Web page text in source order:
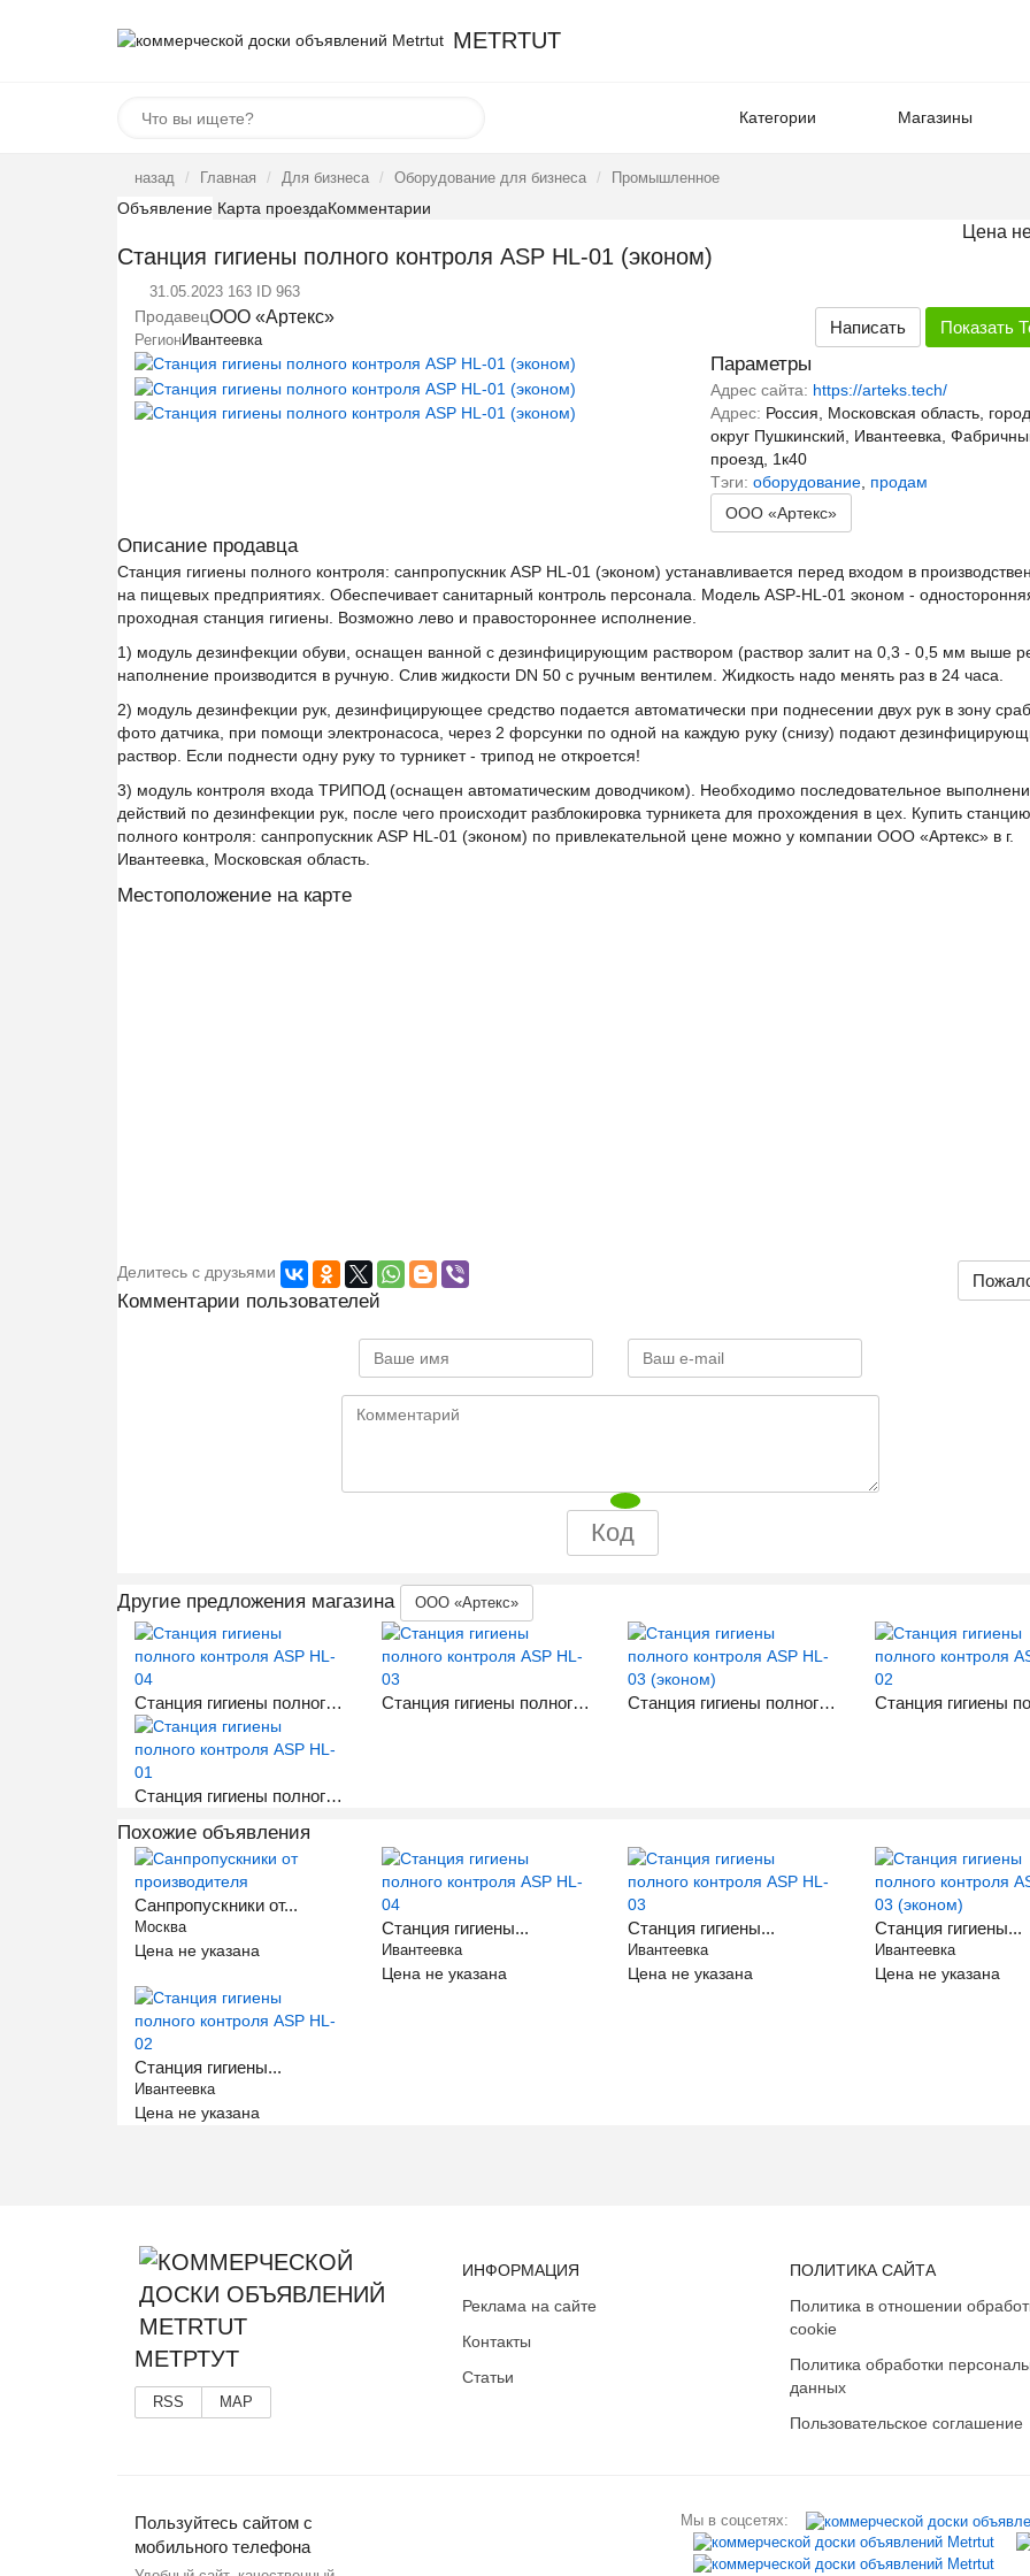
METRTUT
Категории Магазины
назад Главная Для бизнеса Оборудование для бизнеса Промышленное
Объявление Карта проездаКомментарии
Станция гигиены полного контроля ASP HL-01 (эконом)
31.05.2023 163 ID 963
Цена
ПродавецООО «Артекс»
РегионИвантеевка
Написать Показать
Параметры
Адрес сайта: https://arteks.tech/
Адрес: Россия, Московская область,
округ Пушкинский, Ивантеевка,
проезд, 1к40
Тэги: оборудование, продам
ООО «Артекс»
Описание продавца
Станция гигиены полного контроля: санпропускник ASP HL-01 (эконом) устанавливается перед входом в
на пищевых предприятиях. Обеспечивает санитарный контроль персонала. Модель ASP-HL-01 эконом -
проходная станция гигиены. Возможно лево и правостороннее исполнение.
1) модуль дезинфекции обуви, оснащен ванной с дезинфицирующим раствором (раствор залит на 0,3 - 0,5 мм выше
наполнение производится в ручную. Слив жидкости DN 50 с ручным вентилем. Жидкость надо менять раз в 24 часа.
2) модуль дезинфекции рук, дезинфицирующее средство подается автоматически при поднесении двух рук в зону
фото датчика, при помощи электронасоса, через 2 форсунки по одной на каждую руку (снизу) подают
раствор. Если поднести одну руку то турникет - трипод не откроется!
3) модуль контроля входа ТРИПОД (оснащен автоматическим доводчиком). Необходимо последовательное
действий по дезинфекции рук, после чего происходит разблокировка турникета для прохождения в цех. Купить
полного контроля: санпропускник ASP HL-01 (эконом) по привлекательной цене можно у компании ООО «Артекс» в г.
Ивантеевка, Московская область.
Местоположение на карте
Делитесь с друзьями
Комментарии пользователей
Другие предложения магазина ООО «Артекс»
Станция гигиены полного контроля ASP HL-04 Станция гигиены полного контроля ASP HL-03 Станция гигиены полного контроля ASP HL-03 (эконом)
Станция гигиены полного контроля ASP HL-01
Похожие объявления
Санпропускники от...
Москва
Цена не указана
Станция гигиены...
Ивантеевка
Цена не указана
Станция гигиены...
Ивантеевка
Цена не указана
Станция гигиены...
Ивантеевка
Цена не указана
Станция гигиены...
Ивантеевка
Цена не указана
МЕТРТУТ
RSS MAP
ИНФОРМАЦИЯ
Реклама на сайте
Контакты
Статьи
ПОЛИТИКА САЙТА
Политика в отношении
cookie
Политика обработки
данных
Пользовательское соглашение
Пользуйтесь сайтом с
мобильного телефона
Мы в соцсетях: